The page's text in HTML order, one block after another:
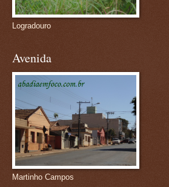
Logradouro
Avenida
Martinho Campos